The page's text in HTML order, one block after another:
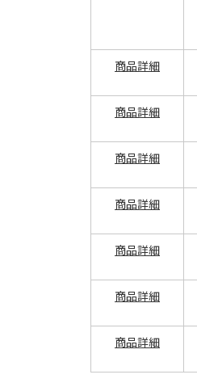
商品詳細
商品詳細
商品詳細
商品詳細
商品詳細
商品詳細
商品詳細